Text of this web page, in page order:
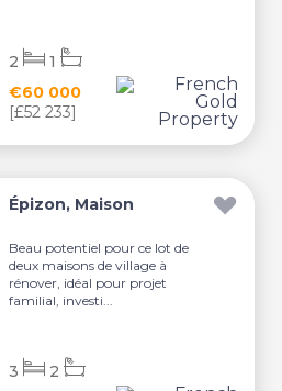
€60 000
[£52 233]
2 1
Épizon, Maison
Beau potentiel pour ce lot de
deux maisons de village à
rénover, idéal pour projet
familial, investi...
3 2